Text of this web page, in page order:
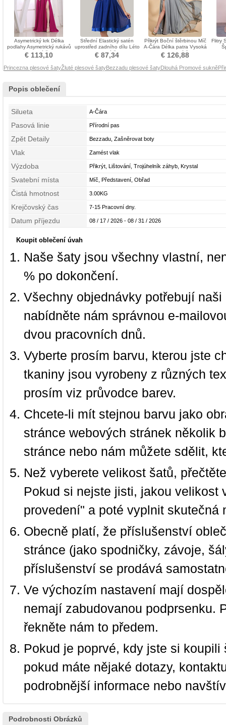
Asymetrický krk Délka
podlahy Asymetrický rukávů
Promové šaty
€ 113,10
Střední Elastický satén
uprostřed zadního dílu Léto
Promové šaty
€ 87,34
Přikrýt Boční štěrbinou Míč
A-Čára Délka patra Vysoká
krk Promové šaty
€ 126,88
Flitry
Princezna plesové šatyŽluté plesové šatyBezzadu plesové šatyDlouhá Promové sukně
Popis oblečení
Silueta A-Čára
Pasová linie Přírodní pas
Zpět Detaily Bezzadu, Zašněrovat boty
Vlak Zamést vlak
Výzdoba Přikrýt, Lištování, Trojúhelník záhyb, Krystal
Svatební místa Míč, Představení, Obřad
Čistá hmotnost 3.00KG
Krejčovský čas 7-15 Pracovní dny.
Datum příjezdu 08 / 17 / 2026 - 08 / 31 / 2026
Koupit oblečení úvah
Naše šaty jsou všechny vlastní,
% po dokončení.
Všechny objednávky potřebují
nabídněte nám správnou e-
dvou pracovních dnů.
Vyberte prosím barvu, kterou jste
tkaniny jsou vyrobeny z různých
prosím viz průvodce barev.
Chcete-li mít stejnou barvu jako
stránce webových stránek několik
stránce nebo nám můžete sdělit,
Než vyberete velikost šatů,
Pokud si nejste jisti, jakou velikost
provedení" a poté vyplnit
Obecně platí, že příslušenství
stránce (jako spodničky, závoje,
příslušenství se prodává
Ve výchozím nastavení mají
nemají zabudovanou podprsenku.
řekněte nám to předem.
Pokud je poprvé, kdy jste si
pokud máte nějaké dotazy,
podrobnější informace nebo
Podrobnosti Obrázků